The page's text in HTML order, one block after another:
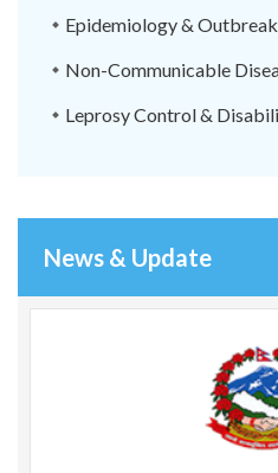
Epidemiology &
Non-Communicable
Leprosy Control &
News & Update